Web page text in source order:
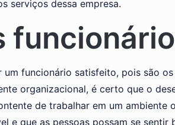
serviços dessa empresa.
funcionário satisfeito, pois são
organizacional, é certo que o
de trabalhar em um ambiente
e que as pessoas possam se